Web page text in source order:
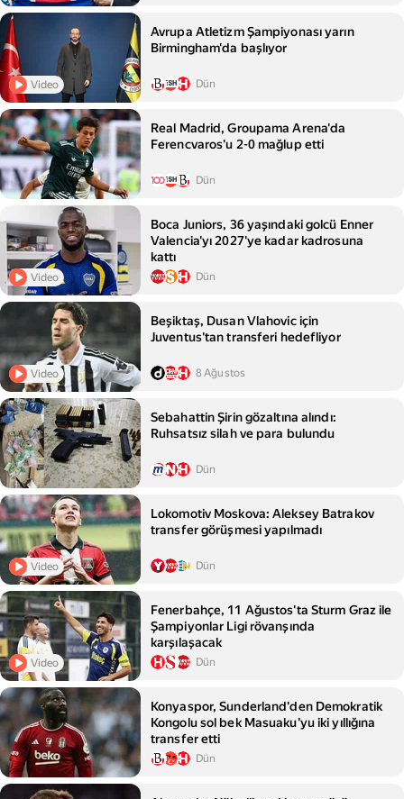
Video
Avrupa Atletizm Şampiyonası yarın
Birmingham'da başlıyor
Dün
Real Madrid, Groupama Arena'da
Ferencvaros'u 2-0 mağlup etti
Dün
Video
Boca Juniors, 36 yaşındaki golcü Enner
Valencia'yı 2027'ye kadar kadrosuna
kattı
Dün
Video
Beşiktaş, Dusan Vlahovic için
Juventus'tan transferi hedefliyor
8 Ağustos
Sebahattin Şirin gözaltına alındı:
Ruhsatsız silah ve para bulundu
Dün
Video
Lokomotiv Moskova: Aleksey Batrakov
transfer görüşmesi yapılmadı
Dün
Video
Fenerbahçe, 11 Ağustos'ta Sturm Graz ile
Şampiyonlar Ligi rövanşında
karşılaşacak
Dün
Konyaspor, Sunderland'den Demokratik
Kongolu sol bek Masuaku'yu iki yıllığına
transfer etti
Dün